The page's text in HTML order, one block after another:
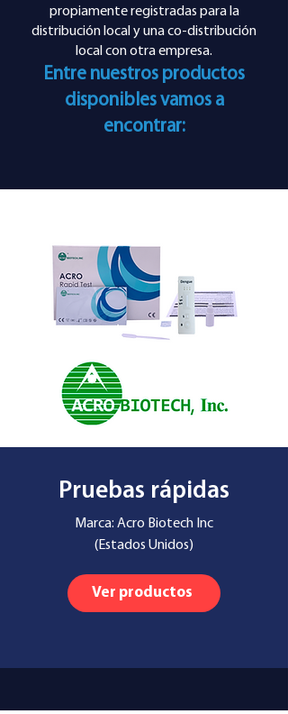
propiamente registradas para la
distribución local y una co-distribución
local con otra empresa.
Entre nuestros productos
disponibles vamos a
encontrar:
Pruebas rápidas
Marca: Acro Biotech Inc
(Estados Unidos)
Ver productos